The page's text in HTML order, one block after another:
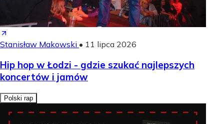
Stanisław Makowski • 11 lipca 2026
Hip hop w Łodzi - gdzie szukać najlepszych
koncertów i jamów
Polski rap